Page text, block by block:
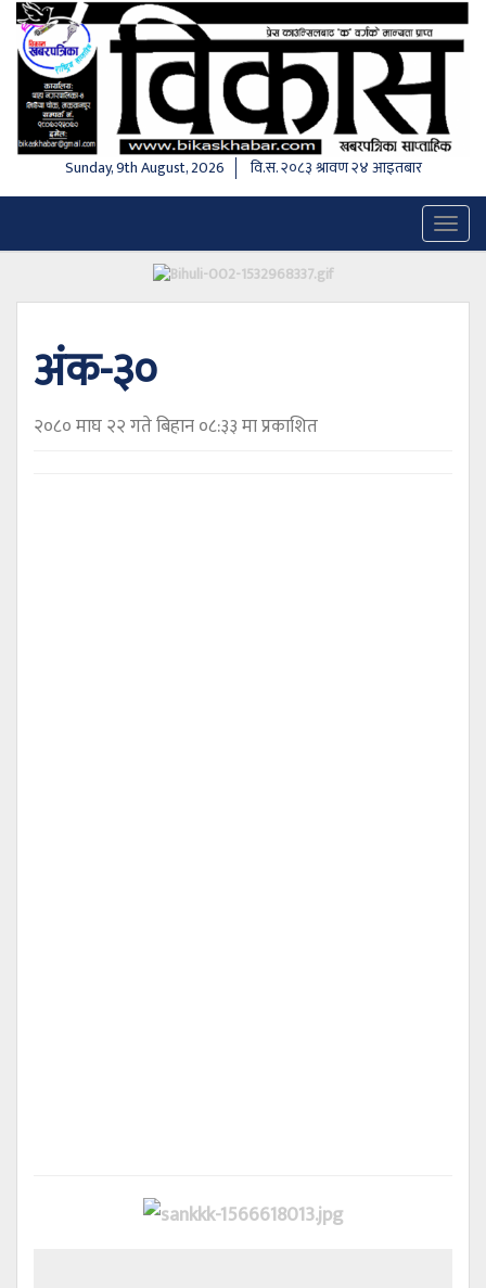
Sunday, 9th August, 2026 वि.स.२०८३ श्रावण २४ आइतबार
अंक-३०
२०८० माघ २२ गते बिहान ०८:३३ मा प्रकाशित